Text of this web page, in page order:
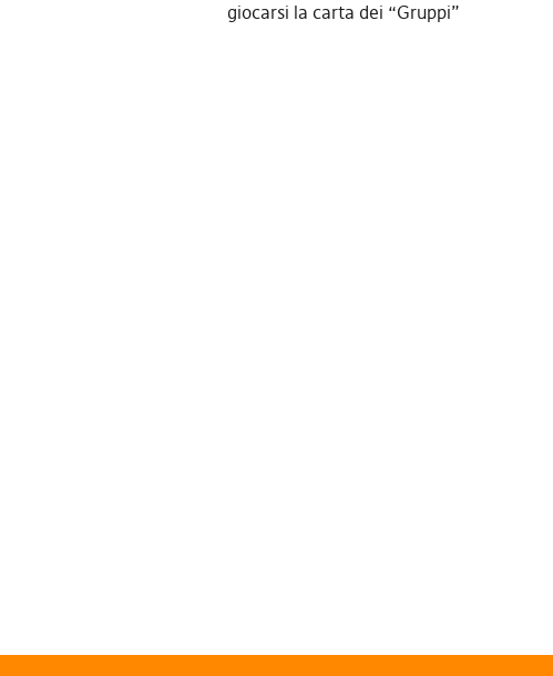
giocarsi la carta dei “Gruppi”